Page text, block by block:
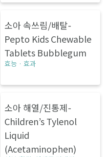
소아 속쓰림/배탈-
Pepto Kids Chewable
Tablets Bubblegum
효능 · 효과
소아 해열/진통제-
Children’s Tylenol
Liquid
(Acetaminophen)